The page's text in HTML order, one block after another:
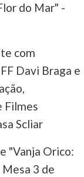
do Mar" -
com
Davi Braga e
Filmes
Scliar
"Vanja Orico:
3 de